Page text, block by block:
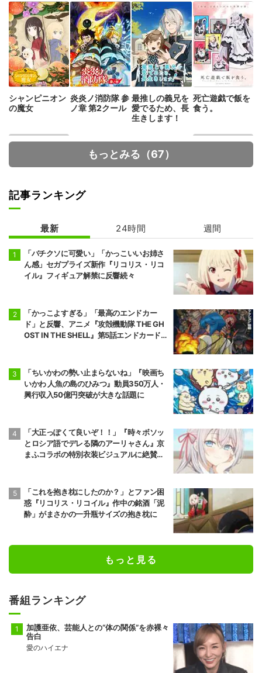
シャンピニオン
の魔女
炎炎ノ消防隊 参
ノ章 第2クール
最推しの義兄を
愛でるため、長
生きします！
死亡遊戯で飯を
食う。
カードファイ
ト!! ヴァンガー
ド
多聞くん今どっ
ち！？
もっとみる（67）
記事ランキング
最新 24時間 週間
「バチクソに可愛い」「かっこいいお姉さ
ん感」セガプライズ新作『リコリス・リコ
イル』フィギュア解禁に反響続々
「かっこよすぎる」「最高のエンドカー
ド」と反響、アニメ『攻殻機動隊 THE GH
OST IN THE SHELL』第5話エンドカード公
「ちいかわの勢い止まらないね」『映画ち
いかわ 人魚の島のひみつ』動員350万人・
興行収入50億円突破が大きな話題に
「大正っぽくて良いぞ！！」『時々ボソッ
とロシア語でデレる隣のアーリャさん』京
まふコラボの特別衣装ビジュアルに絶賛の
「これを抱き枕にしたのか？」とファン困
惑『リコリス・リコイル』作中の銘酒「泥
酔」がまさかの一升瓶サイズの抱き枕に
もっと見る
番組ランキング
加護亜依、芸能人との“体の関係”を赤裸々
告白
愛のハイエナ